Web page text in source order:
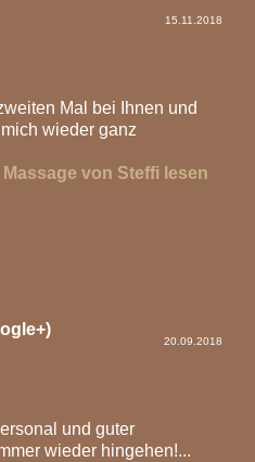
15.11.2018
Mal bei Ihnen und
wieder ganz
von Steffi lesen
20.09.2018
und guter
wieder hingehen!...